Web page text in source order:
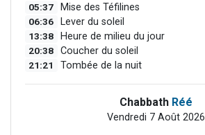
05:37 Mise des Téfilines
06:36 Lever du soleil
13:38 Heure de milieu du jour
20:38 Coucher du soleil
21:21 Tombée de la nuit
Chabbath Réé
Vendredi 7 Août 2026